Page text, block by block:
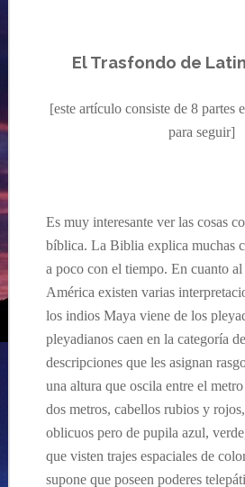
ElTrasfondo de
[este artículo consiste de 8 partes
para seguir]
Es muy interesante ver las cosas
bíblica. La Biblia explica muchas
a poco con el tiempo. En cuanto
América existen varias
los indios Maya viene de los
pleyadianos caen en la categoría
descripciones que les asignan
una altura que oscila entre el
dos metros, cabellos rubios y
oblicuos pero de pupila azul,
que visten trajes espaciales de
supone que poseen poderes